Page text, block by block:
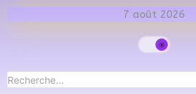
7 août 2026